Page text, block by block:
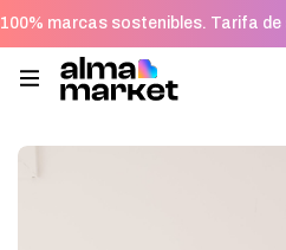
100% marcas sostenibles. Tarifa de